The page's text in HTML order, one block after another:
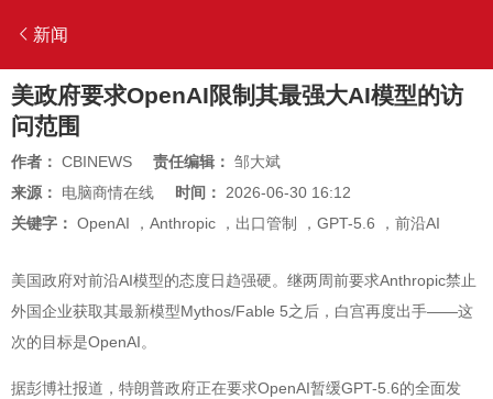
新闻
美政府要求OpenAI限制其最强大AI模型的访
问范围
作者： CBINEWS 责任编辑： 邹大斌
来源： 电脑商情在线 时间： 2026-06-30 16:12
关键字： OpenAI ， Anthropic ， 出口管制 ， GPT-5.6 ， 前沿AI
美国政府对前沿AI模型的态度日趋强硬。继两周前要求Anthropic禁止
外国企业获取其最新模型Mythos/Fable 5之后，白宫再度出手——这
次的目标是OpenAI。
据彭博社报道，特朗普政府正在要求OpenAI暂缓GPT-5.6的全面发